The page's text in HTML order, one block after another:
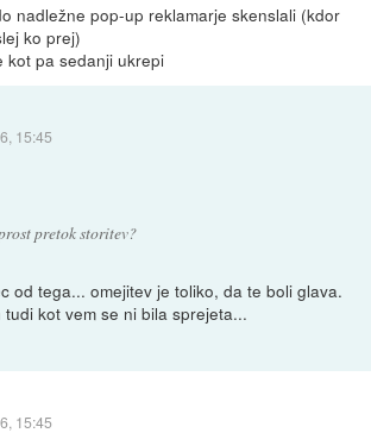
nadležne pop-up reklamarje skenslali (kdor
ko prej)
kot pa sedanji ukrepi
15:45
pretok storitev?
od tega... omejitev je toliko, da te boli glava.
kot vem se ni bila sprejeta...
15:45